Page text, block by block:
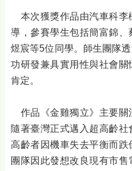
本次獲獎作品由汽車科李
導，參賽學生包括簡富錦
煜宸等5位同學。師生團隊
功研發兼具實用性與社會
肯定。
作品《金雞獨立》主要關
隨著臺灣正式邁入超高齡社
高齡者因機車失去平衡而
團隊因此發想改良現有市